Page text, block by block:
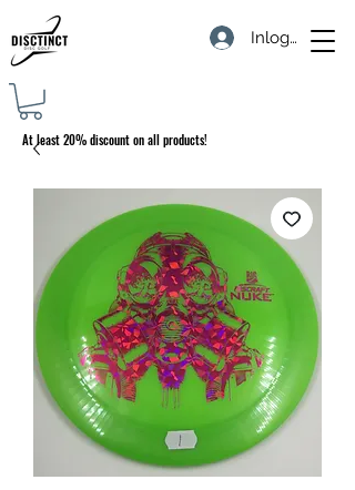
Inloggen
At least 20% discount on all products!